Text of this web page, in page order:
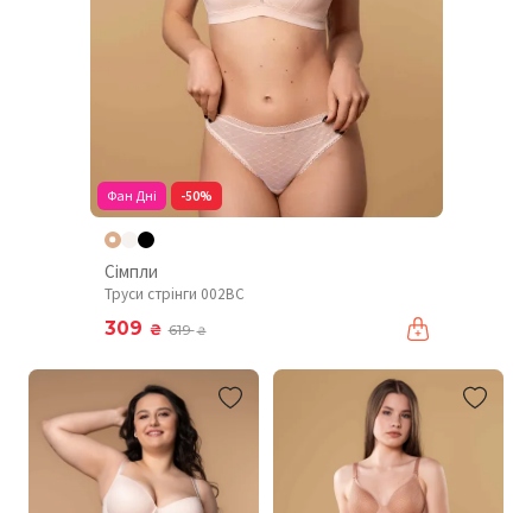
Фан Дні -50%
Сімпли
Труси стрінги 002BC
309 ₴ 619₴